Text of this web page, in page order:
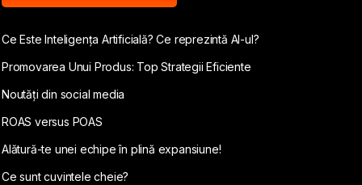
Ce Este Inteligența Artificială? Ce reprezintă AI-ul?
Promovarea Unui Produs: Top Strategii Eficiente
Noutăți din social media
ROAS versus POAS
Alătură-te unei echipe în plină expansiune!
Ce sunt cuvintele cheie?